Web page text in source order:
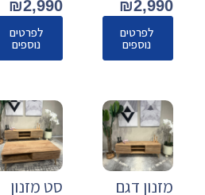
₪2,990
לפרטים
נוספים
₪2,990
לפרטים
נוספים
מזנון דגם
סט מזנון